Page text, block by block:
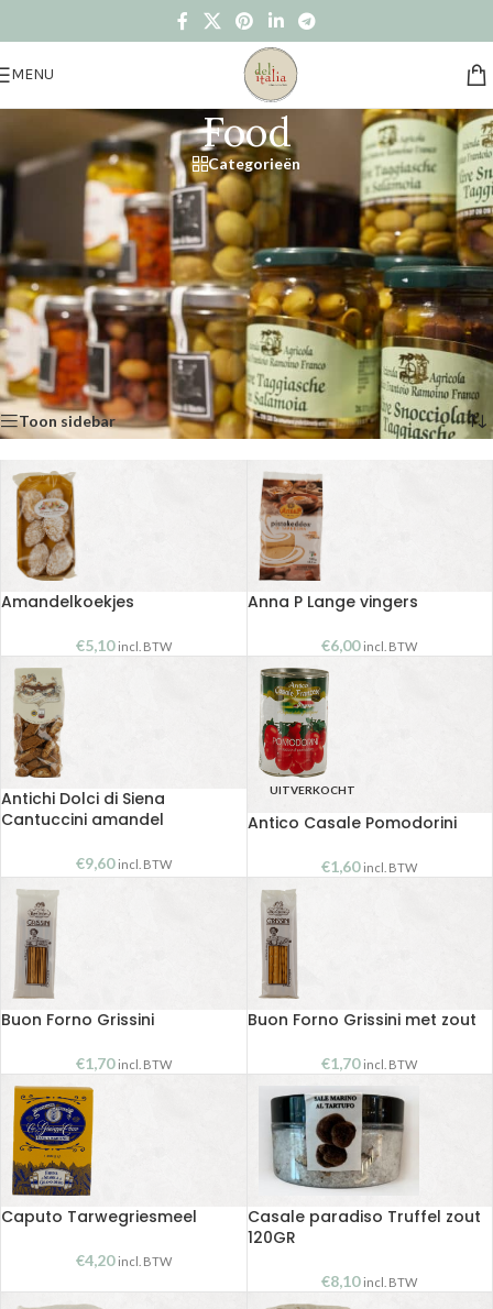
MENU
Food
Categorieën
Deli Italia biedt de klant een ruim assortiment aan Italiaanse producten.
De Italiaanse hammen, salami, panchetta, mortadella, bresaola, om er
maar een paar te noemen, doen je alvast terugdenken aan die heerlijke
vakantie, je bezoek aan één van die authentieke pizzicagnolo in een klein
steegje, of waar je wellicht voor het uitstalraam met open mond bent
blijven staan.
Home/Winkel/Food
Resultaat 1–15 van de 157 resultaten wordt getoond
Toon sidebar
Amandelkoekjes
€5,10 incl. BTW
Anna P Lange vingers
€6,00 incl. BTW
Antichi Dolci di Siena
Cantuccini amandel
€9,60 incl. BTW
UITVERKOCHT
Antico Casale Pomodorini
€1,60 incl. BTW
Buon Forno Grissini
€1,70 incl. BTW
Buon Forno Grissini met zout
€1,70 incl. BTW
Caputo Tarwegriesmeel
€4,20 incl. BTW
Casale paradiso Truffel zout
120GR
€8,10 incl. BTW